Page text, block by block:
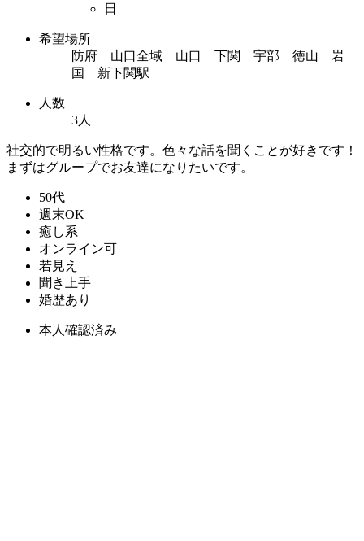
日
希望場所
防府 山口全域 山口 下関 宇部 徳山 岩
国 新下関駅
人数
3人
社交的で明るい性格です。色々な話を聞くことが好きです！
まずはグループでお友達になりたいです。
50代
週末OK
癒し系
オンライン可
若見え
聞き上手
婚歴あり
本人確認済み